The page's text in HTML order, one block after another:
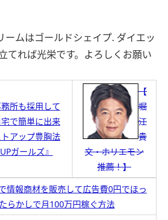
ームはゴールドシェイプ. ダイエッ
てれば光栄です。よろしくお願い
所も採用して
で簡単に出来
アップ豊胸法
UPガールズ』
【
堀
江
貴
文・ホリエモン
推薦！】
情報商材を販売して広告費0円でほっ
たらかしで月100万円稼ぐ方法